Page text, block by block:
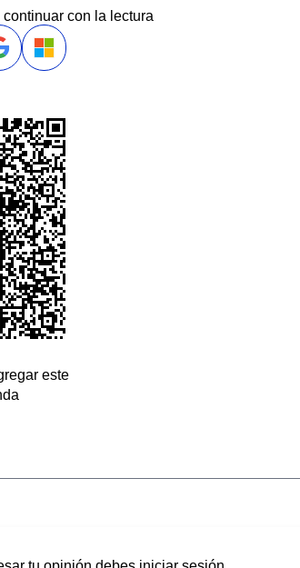
con la lectura
este